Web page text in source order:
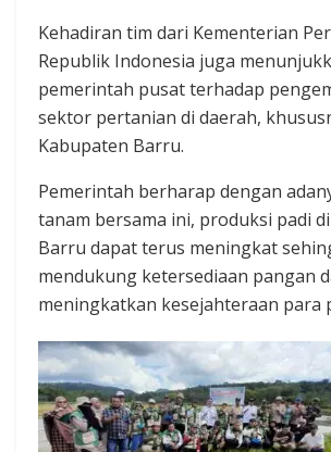
Kehadiran tim dari Kementerian
Republik Indonesia juga
pemerintah pusat terhadap
sektor pertanian di daerah,
Kabupaten Barru.
Pemerintah berharap dengan
tanam bersama ini, produksi padi
Barru dapat terus meningkat
mendukung ketersediaan pangan
meningkatkan kesejahteraan para